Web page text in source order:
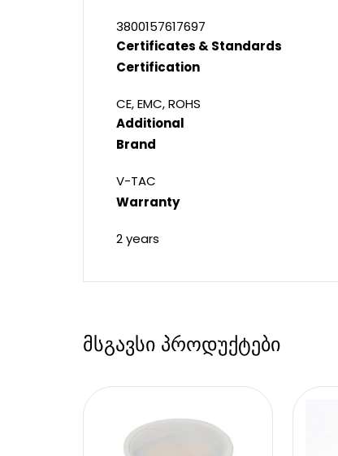
3800157617697
Certificates & Standards
Certification
CE, EMC, ROHS
Additional
Brand
V-TAC
Warranty
2 years
მსგავსი პროდუქტები